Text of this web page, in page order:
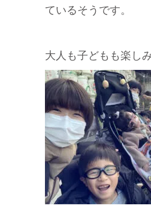
ているそうです。
大人も子どもも楽し